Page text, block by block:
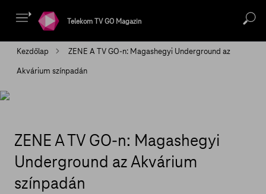
Telekom TV GO Magazin
Kezdőlap
ZENE A TV GO-n: Magashegyi Underground az
Akvárium színpadán
ZENE A TV GO-n: Magashegyi
Underground az Akvárium
színpadán